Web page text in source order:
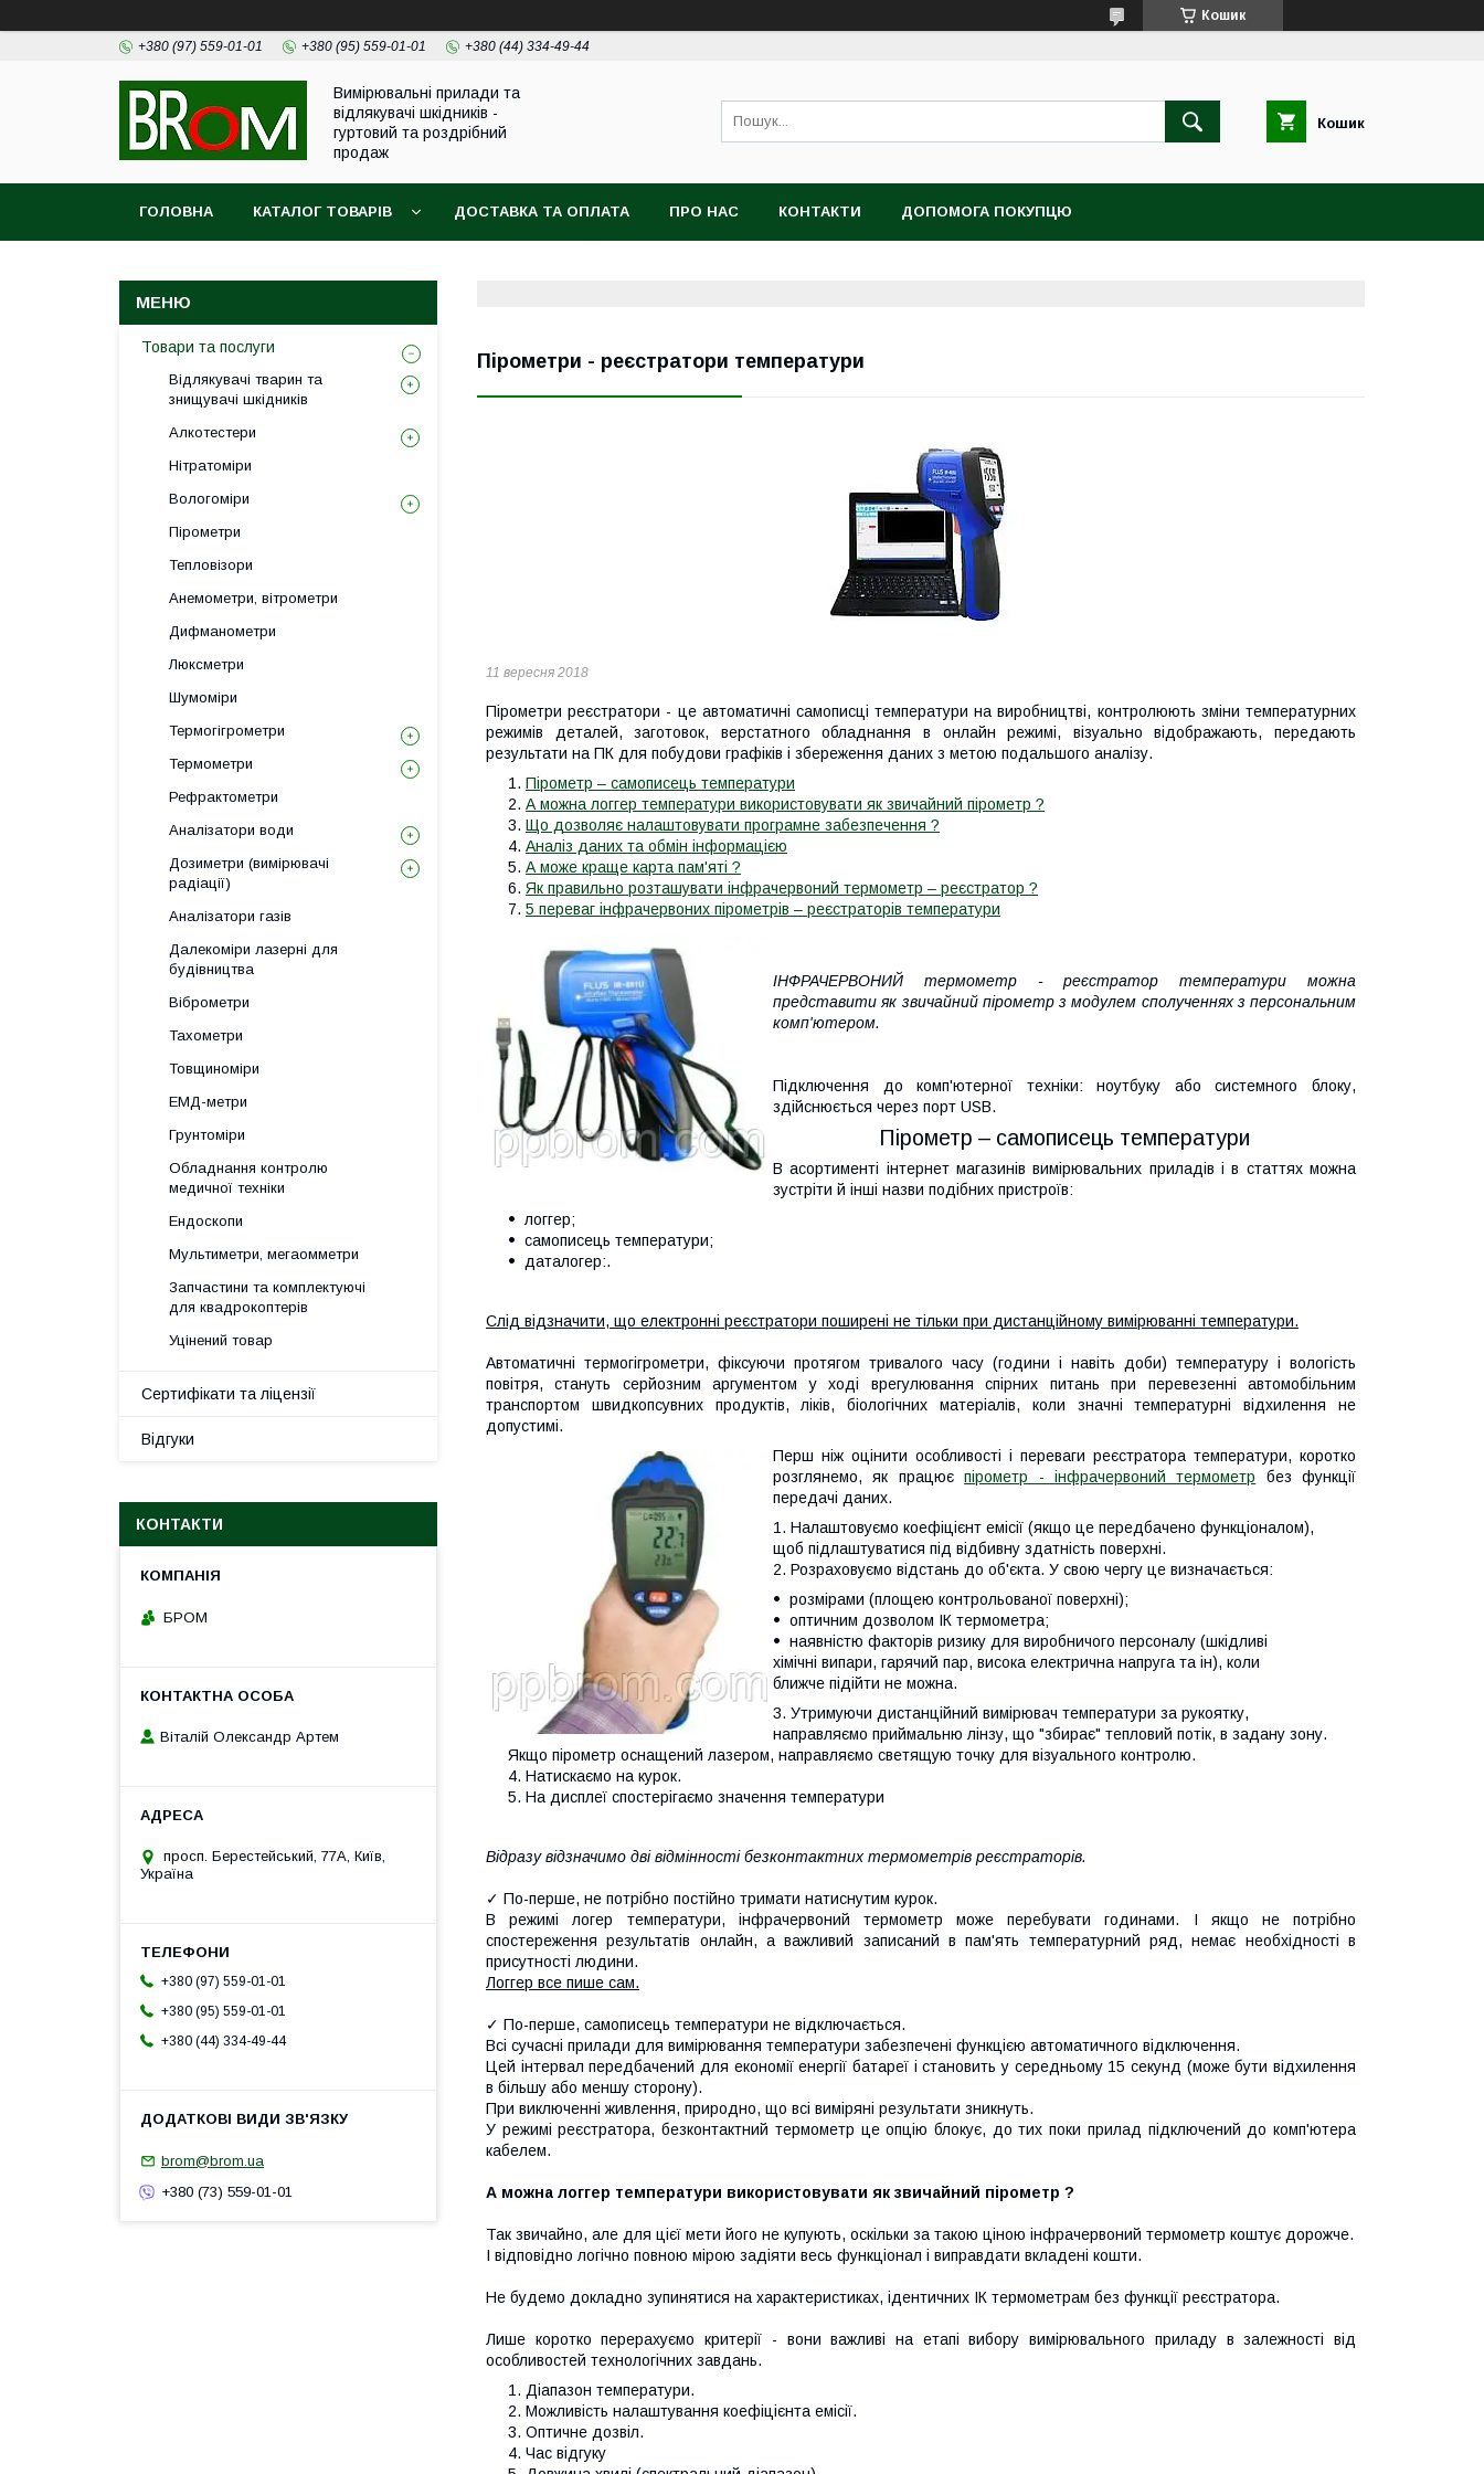
Кошик
+380 (97) 559-01-01 +380 (95) 559-01-01 +380 (44) 334-49-44
Вимірювальні прилади та
відлякувачі шкідників -
гуртовий та роздрібний
продаж
Кошик
ГОЛОВНА КАТАЛОГ ТОВАРІВ ДОСТАВКА ТА ОПЛАТА ПРО НАС КОНТАКТИ ДОПОМОГА ПОКУПЦЮ
Пірометри - реєстратори температури
11 вересня 2018
Пірометри реєстратори - це автоматичні самописці температури на виробництві, контролюють зміни температурних
режимів деталей, заготовок, верстатного обладнання в онлайн режимі, візуально відображають, передають
результати на ПК для побудови графіків і збереження даних з метою подальшого аналізу.
Пірометр – самописець температури
А можна логгер температури використовувати як звичайний пірометр ?
Що дозволяє налаштовувати програмне забезпечення ?
Аналіз даних та обмін інформацією
А може краще карта пам'яті ?
Як правильно розташувати інфрачервоний термометр – реєстратор ?
5 переваг інфрачервоних пірометрів – реєстраторів температури
ІНФРАЧЕРВОНИЙ термометр - реєстратор температури можна
представити як звичайний пірометр з модулем сполученнях з персональним
комп'ютером.
Підключення до комп'ютерної техніки: ноутбуку або системного блоку,
здійснюється через порт USB.
Пірометр – самописець температури
В асортименті інтернет магазинів вимірювальних приладів і в статтях можна
зустріти й інші назви подібних пристроїв:
логгер;
самописець температури;
даталогер:.
Слід відзначити, що електронні реєстратори поширені не тільки при дистанційному вимірюванні температури.
Автоматичні термогігрометри, фіксуючи протягом тривалого часу (години і навіть доби) температуру і вологість
повітря, стануть серйозним аргументом у ході врегулювання спірних питань при перевезенні автомобільним
транспортом швидкопсувних продуктів, ліків, біологічних матеріалів, коли значні температурні відхилення не
допустимі.
Перш ніж оцінити особливості і переваги реєстратора температури, коротко
розглянемо, як працюєпірометр - інфрачервоний термометр без функції
передачі даних.
Налаштовуємо коефіцієнт емісії (якщо це передбачено функціоналом),
щоб підлаштуватися під відбивну здатність поверхні.
Розраховуємо відстань до об'єкта. У свою чергу це визначається:
розмірами (площею контрольованої поверхні);
оптичним дозволом ІК термометра;
наявністю факторів ризику для виробничого персоналу (шкідливі
хімічні випари, гарячий пар, висока електрична напруга та ін), коли
ближче підійти не можна.
Утримуючи дистанційний вимірювач температури за рукоятку,
направляємо приймальню лінзу, що "збирає" тепловий потік, в задану зону.
Якщо пірометр оснащений лазером, направляємо светящую точку для візуального контролю.
Натискаємо на курок.
На дисплеї спостерігаємо значення температури
Відразу відзначимо дві відмінності безконтактних термометрів реєстраторів.
✓ По-перше, не потрібно постійно тримати натиснутим курок.
В режимі логер температури, інфрачервоний термометр може перебувати годинами. І якщо не потрібно
спостереження результатів онлайн, а важливий записаний в пам'ять температурний ряд, немає необхідності в
присутності людини.
Логгер все пише сам.
✓ По-перше, самописець температури не відключається.
Всі сучасні прилади для вимірювання температури забезпечені функцією автоматичного відключення.
Цей інтервал передбачений для економії енергії батареї і становить у середньому 15 секунд (може бути відхилення
в більшу або меншу сторону).
При виключенні живлення, природно, що всі виміряні результати зникнуть.
У режимі реєстратора, безконтактний термометр це опцію блокує, до тих поки прилад підключений до комп'ютера
кабелем.
А можна логгер температури використовувати як звичайний пірометр ?
Так звичайно, але для цієї мети його не купують, оскільки за такою ціною інфрачервоний термометр коштує дорожче.
І відповідно логічно повною мірою задіяти весь функціонал і виправдати вкладені кошти.
Не будемо докладно зупинятися на характеристиках, ідентичних ІК термометрам без функції реєстратора.
Лише коротко перерахуємо критерії - вони важливі на етапі вибору вимірювального приладу в залежності від
особливостей технологічних завдань.
Діапазон температури.
Можливість налаштування коефіцієнта емісії.
Оптичне дозвіл.
Час відгуку
Товари та послуги
Відлякувачі тварин та
знищувачі шкідників
Алкотестери
Нітратоміри
Вологоміри
Пірометри
Тепловізори
Анемометри, вітрометри
Дифманометри
Люксметри
Шумоміри
Термогігрометри
Термометри
Рефрактометри
Аналізатори води
Дозиметри (вимірювачі
радіації)
Аналізатори газів
Далекоміри лазерні для
будівництва
Віброметри
Тахометри
Товщиноміри
ЕМД-метри
Грунтоміри
Обладнання контролю
медичної техніки
Ендоскопи
Мультиметри, мегаомметри
Запчастини та комплектуючі
для квадрокоптерів
Уцінений товар
Сертифікати та ліцензії
Відгуки
КОНТАКТИ
БРОМ
Віталій Олександр Артем
просп. Берестейський, 77А, Київ,
Україна
+380 (97) 559-01-01
+380 (95) 559-01-01
+380 (44) 334-49-44
brom@brom.ua
+380 (73) 559-01-01